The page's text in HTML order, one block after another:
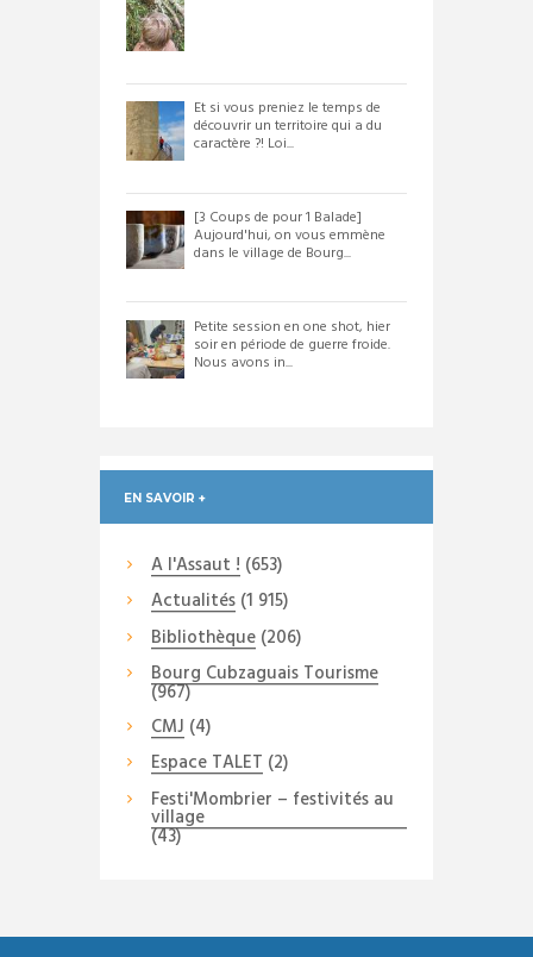
Et si vous preniez le temps de
découvrir un territoire qui a du
caractère ?! Loi...
[3 Coups de pour 1 Balade]
Aujourd'hui, on vous emmène
dans le village de Bourg...
Petite session en one shot, hier
soir en période de guerre froide.
Nous avons in...
EN SAVOIR +
A l'Assaut ! (653)
Actualités(1 915)
Bibliothèque(206)
Bourg Cubzaguais Tourisme
(967)
CMJ (4)
Espace TALET (2)
Festi'Mombrier – festivités au
village
(43)